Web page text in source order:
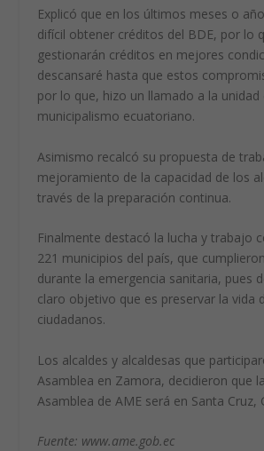
Explicó que en los últimos meses o
difícil obtener créditos del BDE, por lo
gestionarán créditos en mejores
descansaré hasta que estos
por lo que, hizo un llamado a la unidad
municipalismo ecuatoriano.
Asimismo recalcó su propuesta de
mejoramiento de la capacidad de los
través de la preparación continua.
Finalmente destacó la lucha y trabajo
221 municipios del país, que
durante la emergencia sanitaria, pues
claro objetivo que es preservar la vida
ciudadanos.
Los alcaldes y alcaldesas que
Asamblea en Zamora, decidieron que
Asamblea de AME será en Santa Cruz,
Fuente: www.ame.gob.ec